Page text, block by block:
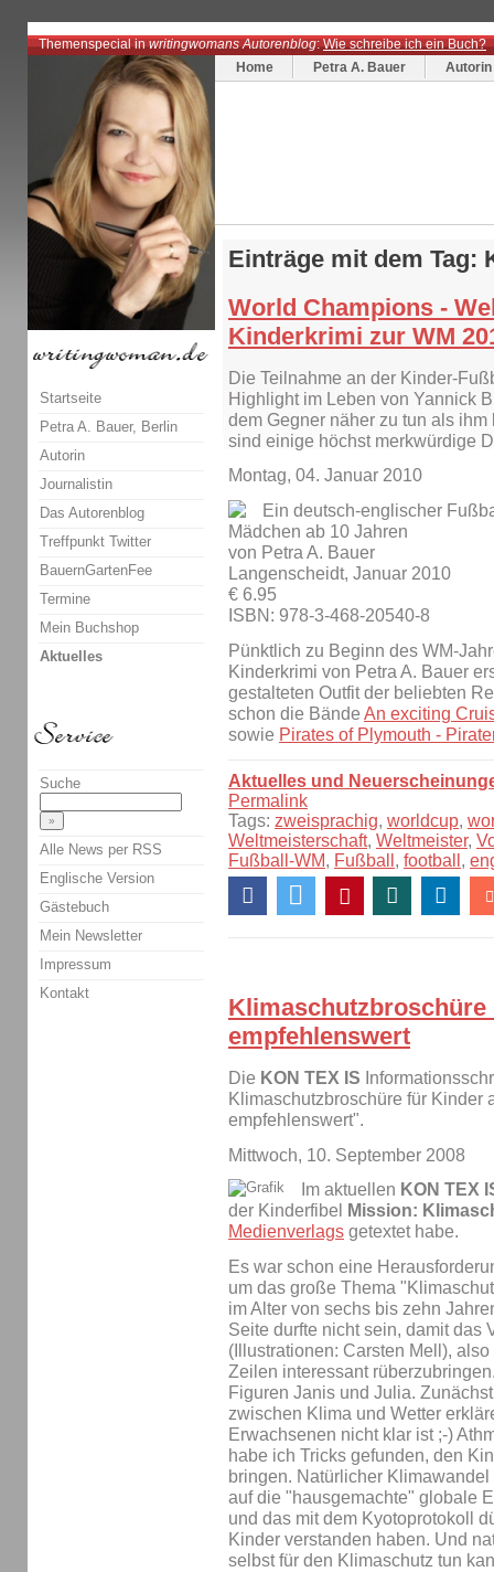
Themenspecial inwritingwomans Autorenblog:Wie schreibe ich ein Buch?
Home
Petra A. Bauer Autorin
Einträge mit dem Tag:
World Champions -
Kinderkrimi zur WM
Die Teilnahme an der Kinder-
Highlight im Leben von Yannick
dem Gegner näher zu tun als
sind einige höchst merkwürdige
Montag, 04. Januar 2010
Ein deutsch-englischer
Mädchen ab 10 Jahren
von Petra A. Bauer
Langenscheidt, Januar 2010
€ 6.95
ISBN: 978-3-468-20540-8
Pünktlich zu Beginn des WM-
Kinderkrimi von Petra A. Bauer
gestalteten Outfit der beliebten
schon die Bände An exciting
sowie Pirates of Plymouth -
Aktuelles und
Permalink
Tags: zweisprachig, worldcup,
Weltmeisterschaft, Weltmeister,
Fußball-WM, Fußball , football ,
empfehlenswert
Die KON TEX IS
Klimaschutzbroschüre für Kinder
empfehlenswert".
Mittwoch, 10. September 2008
Im aktuellen KON TEX
der Kinderfibel
Mission:
Medienverlags getextet habe.
Es war schon eine
um das große Thema
im Alter von sechs bis zehn
Seite durfte nicht sein, damit das
(Illustrationen: Carsten Mell),
Zeilen interessant
Figuren Janis und Julia.
zwischen Klima und Wetter
Erwachsenen nicht klar ist ;-)
habe ich Tricks gefunden, den
bringen. Natürlicher
auf die "hausgemachte" globale
und das mit dem Kyotoprotokoll
Kinder verstanden haben. Und
selbst für den Klimaschutz tun
Startseite
Petra A. Bauer, Berlin
Autorin
Journalistin
Das Autorenblog
Treffpunkt Twitter
BauernGartenFee
Termine
Mein Buchshop
Aktuelles
Suche
Alle News per RSS
Englische Version
Gästebuch
Mein Newsletter
Impressum
Kontakt